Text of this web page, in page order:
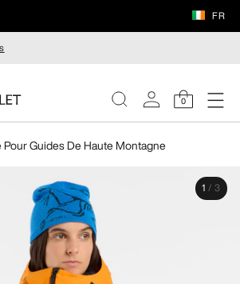
FR
0
Pour Guides De Haute Montagne
1 / 3